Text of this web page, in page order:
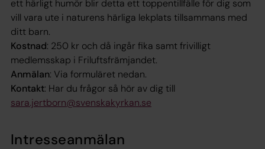
ett härligt humör blir detta ett toppentillfälle för dig som
vill vara ute i naturens härliga lekplats tillsammans med
ditt barn.
Kostnad: 250 kr och då ingår fika samt frivilligt
medlemsskap i Friluftsfrämjandet.
Anmälan: Via formuläret nedan.
Kontakt: Har du frågor så hör av dig till
sara.jertborn@svenskakyrkan.se
Intresseanmälan